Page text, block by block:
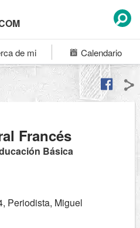
de mi Calendario
Francés
Básica
Periodista, Miguel